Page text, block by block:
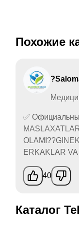
Похожие
✅
ERKAKLAR VA
40
Каталог